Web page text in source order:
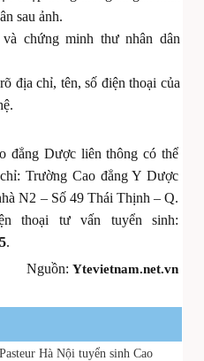
sau ảnh.
chứng minh thư nhân dân
địa chỉ, tên, số điện thoại của
đẳng Dược liên thông có thể
Trường Cao đẳng Y Dược
N2 – Số 49 Thái Thịnh – Q.
thoại tư vấn tuyển sinh:
.
Nguồn: Ytevietnam.net.vn
Hà Nội tuyển sinh Cao